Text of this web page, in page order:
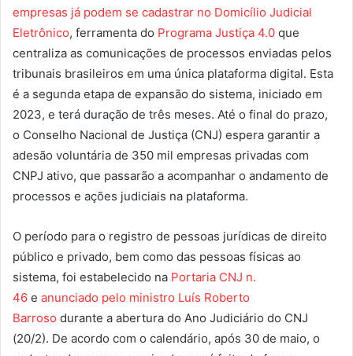
empresas já podem se cadastrar no Domicílio Judicial
Eletrônico, ferramenta do Programa Justiça 4.0 que
centraliza as comunicações de processos enviadas pelos
tribunais brasileiros em uma única plataforma digital. Esta
é a segunda etapa de expansão do sistema, iniciado em
2023, e terá duração de três meses. Até o final do prazo,
o Conselho Nacional de Justiça (CNJ) espera garantir a
adesão voluntária de 350 mil empresas privadas com
CNPJ ativo, que passarão a acompanhar o andamento de
processos e ações judiciais na plataforma.
O período para o registro de pessoas jurídicas de direito
público e privado, bem como das pessoas físicas ao
sistema, foi estabelecido na Portaria CNJ n.
46 e anunciado pelo ministro Luís Roberto
Barroso durante a abertura do Ano Judiciário do CNJ
(20/2). De acordo com o calendário, após 30 de maio, o